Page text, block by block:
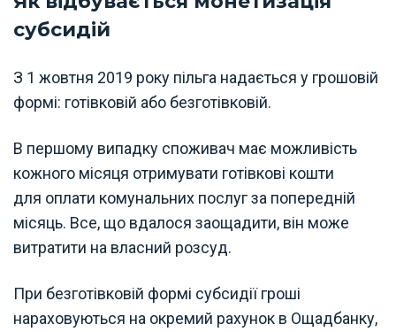
субсидій
З 1 жовтня 2019 року пільга надається у грошовій
формі: готівковій або безготівковій.
В першому випадку споживач має можливість
кожного місяця отримувати готівкові кошти
для оплати комунальних послуг за попередній
місяць. Все, що вдалося заощадити, він може
витратити на власний розсуд.
При безготівковій формі субсидії гроші
нараховуються на окремий рахунок в Ощадбанку,